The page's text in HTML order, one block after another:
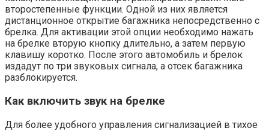
второстепенные функции. Одной из них является
дистанционное открытие багажника непосредственно с
брелка. Для активации этой опции необходимо нажать
на брелке вторую кнопку длительно, а затем первую
клавишу коротко. После этого автомобиль и брелок
издадут по три звуковых сигнала, а отсек багажника
разблокируется.
Как включить звук на брелке
Для более удобного управления сигнализацией в тихое